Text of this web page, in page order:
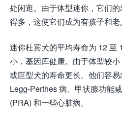
处闲逛。由于体型迷你，它们
得多，这使它们成为有孩子和老
迷你杜宾犬的平均寿命为 12 至
小，基因库健康。由于体型较
或巨型犬的寿命更长。他们容
Legg-Perthes 病、甲状腺功能
(PRA) 和一些心脏病。